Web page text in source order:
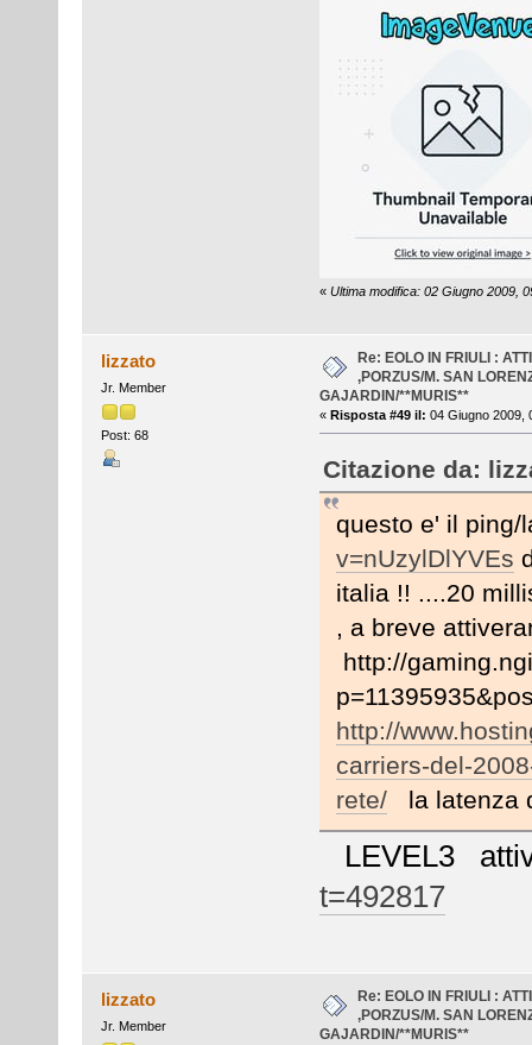
« Ultima modifica: 02 Giugno 2009,
lizzato
Jr. Member
Post: 68
Re: EOLO IN FRIULI :
,PORZUS/M. SAN
GAJARDIN/**MURIS**
« Risposta #49 il: 04 Giugno 2009,
Citazione da:
questo e' il
v=nUzylDlYVEs
italia !! ....20
, a breve
http://
http://
carriers-del-
rete/la latenza
LEVEL3
t=492817
lizzato
Jr. Member
Re: EOLO IN FRIULI :
,PORZUS/M. SAN
GAJARDIN/**MURIS**